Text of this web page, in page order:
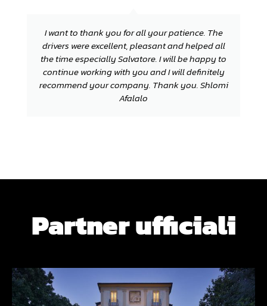
I want to thank you for all your patience. The
drivers were excellent, pleasant and helped all
the time especially Salvatore. I will be happy to
continue working with you and I will definitely
recommend your company. Thank you. Shlomi
Afalalo
Partner ufficiali